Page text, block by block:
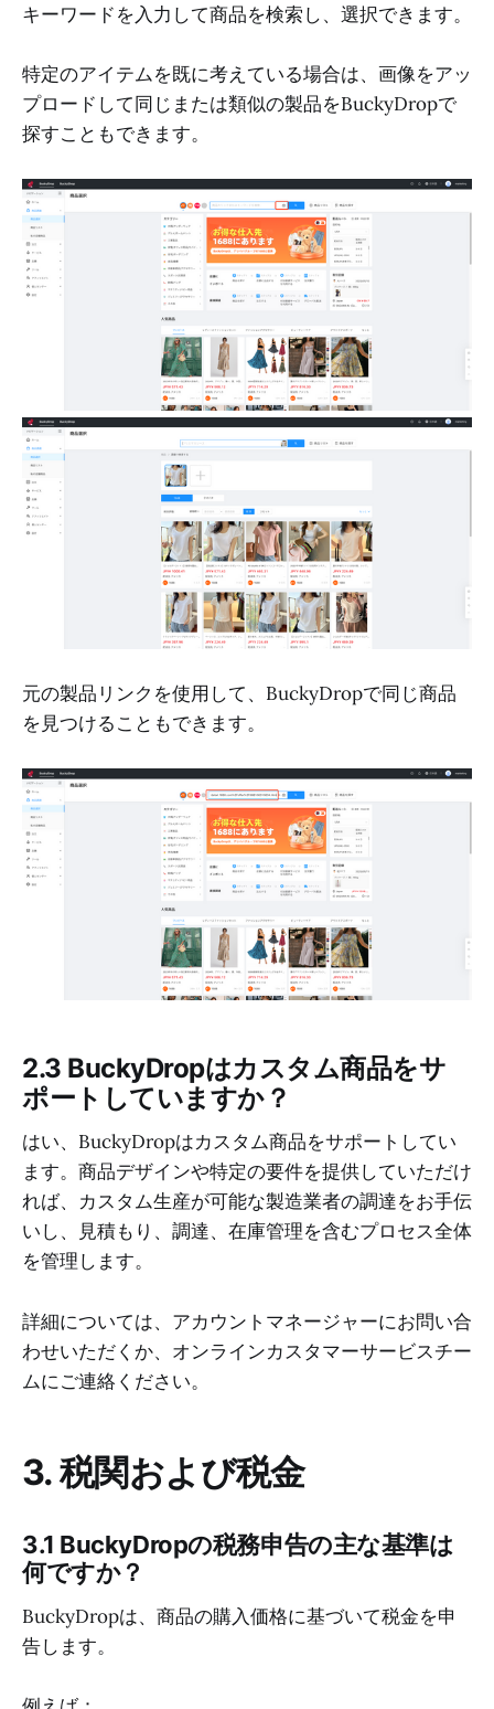
キーワードを入力して商品を検索し、選択できます。
特定のアイテムを既に考えている場合は、画像をアッ
プロードして同じまたは類似の製品をBuckyDropで
探すこともできます。
元の製品リンクを使用して、BuckyDropで同じ商品
を見つけることもできます。
2.3 BuckyDropはカスタム商品をサ
ポートしていますか？
はい、BuckyDropはカスタム商品をサポートしてい
ます。商品デザインや特定の要件を提供していただけ
れば、カスタム生産が可能な製造業者の調達をお手伝
いし、見積もり、調達、在庫管理を含むプロセス全体
を管理します。
詳細については、アカウントマネージャーにお問い合
わせいただくか、オンラインカスタマーサービスチー
ムにご連絡ください。
3. 税関および税金
3.1 BuckyDropの税務申告の主な基準は
何ですか？
BuckyDropは、商品の購入価格に基づいて税金を申
告します。